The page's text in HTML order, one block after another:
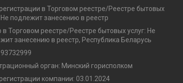
в Торговом реестре/Реестре бытовых
Не подлежит занесению в реестр
в Торговом реестре/Реестре бытовых услуг: Не
занесению в реестр, Республика Беларусь
орган: Минский горисполком
компании: 03.01.2024